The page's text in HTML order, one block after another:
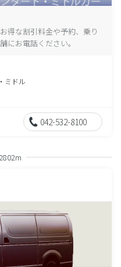
得な割引料金や予約、乗り
にお電話ください。
ミドル
042-532-8100